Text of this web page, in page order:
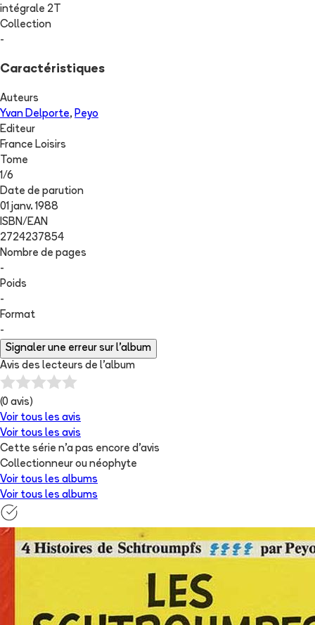
intégrale 2T
Collection
-
Caractéristiques
Auteurs
Yvan Delporte, Peyo
Editeur
France Loisirs
Tome
1/6
Date de parution
01 janv. 1988
ISBN/EAN
2724237854
Nombre de pages
-
Poids
-
Format
-
Signaler une erreur sur l'album
Avis des lecteurs de l'album
(0 avis)
Voir tous les avis
Voir tous les avis
Cette série n'a pas encore d'avis
Collectionneur ou néophyte
Voir tous les albums
Voir tous les albums